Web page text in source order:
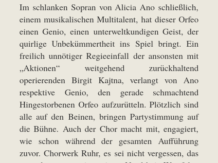
Im schlanken Sopran von Alicia Ano schließlich,
einem musikalischen Multitalent, hat dieser Orfeo
einen Genio, einen unterweltkundigen Geist, der
quirlige Unbekümmertheit ins Spiel bringt. Ein
freilich unnötiger Regieeinfall der ansonsten mit
„Aktionen“ weitgehend zurückhaltend
operierenden Birgit Kajtna, verlangt von Ano
respektive Genio, den gerade schmachtend
Hingestorbenen Orfeo aufzurütteln. Plötzlich sind
alle auf den Beinen, bringen Partystimmung auf
die Bühne. Auch der Chor macht mit, engagiert,
wie schon während der gesamten Aufführung
zuvor. Chorwerk Ruhr, es sei nicht vergessen, das